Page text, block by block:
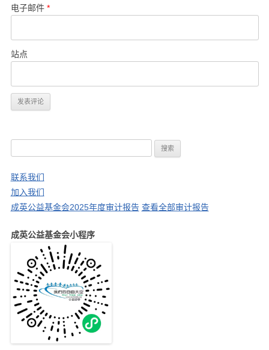
电子邮件 *
站点
：
联系我们
加入我们
成英公益基金会2025年度审计报告 查看全部审计报告
成英公益基金会小程序